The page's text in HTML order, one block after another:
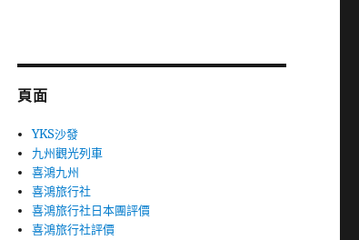
頁面
YKS沙發
九州觀光列車
喜鴻九州
喜鴻旅行社
喜鴻旅行社日本團評價
喜鴻旅行社評價